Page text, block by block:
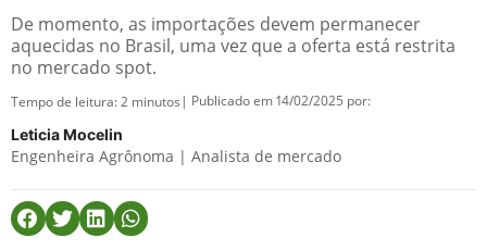
De momento, as importações devem permanecer
aquecidas no Brasil, uma vez que a oferta está restrita
no mercado spot.
Tempo de leitura:2 minutos | Publicado em 14/02/2025 por:
Leticia Mocelin
Engenheira Agrônoma | Analista de mercado